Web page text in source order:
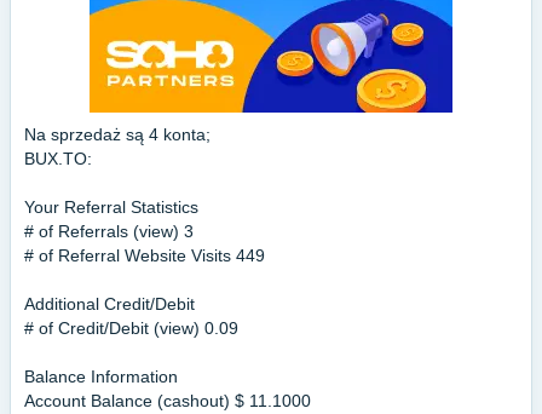
Na sprzedaż są 4 konta;
BUX.TO:
Your Referral Statistics
# of Referrals (view) 3
# of Referral Website Visits 449
Additional Credit/Debit
# of Credit/Debit (view) 0.09
Balance Information
Account Balance (cashout) $ 11.1000